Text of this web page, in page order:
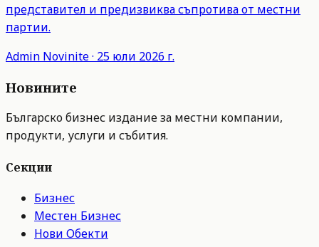
представител и предизвиква съпротива от местни
партии.
Admin Novinite· 25 юли 2026 г.
Новините
Българско бизнес издание за местни компании,
продукти, услуги и събития.
Секции
Бизнес
Местен Бизнес
Нови Обекти